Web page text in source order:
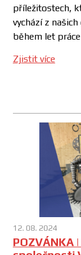
příležitostech,
vychází z
během let
Zjistit více
12. 08. 2024
POZVÁNKA